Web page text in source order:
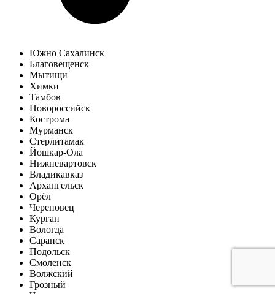
Южно Сахалинск
Благовещенск
Мытищи
Химки
Тамбов
Новороссийск
Кострома
Мурманск
Стерлитамак
Йошкар-Ола
Нижневартовск
Владикавказ
Архангельск
Орёл
Череповец
Курган
Вологда
Саранск
Подольск
Смоленск
Волжский
Грозный